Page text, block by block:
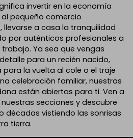
invertir en la economía
pequeño comercio
llevarse a casa la tranquilidad
por auténticos profesionales a
Ya sea que vengas
para un recién nacido,
la vuelta al cole o el traje
celebración familiar, nuestras
están abiertas para ti. Ven a
secciones y descubre
décadas vistiendo las sonrisas
tierra.